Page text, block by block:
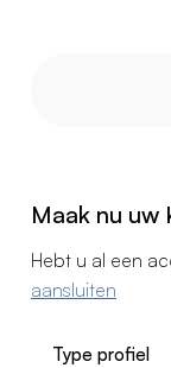
Maak nu uw
Hebt u al een
aansluiten
Type profiel